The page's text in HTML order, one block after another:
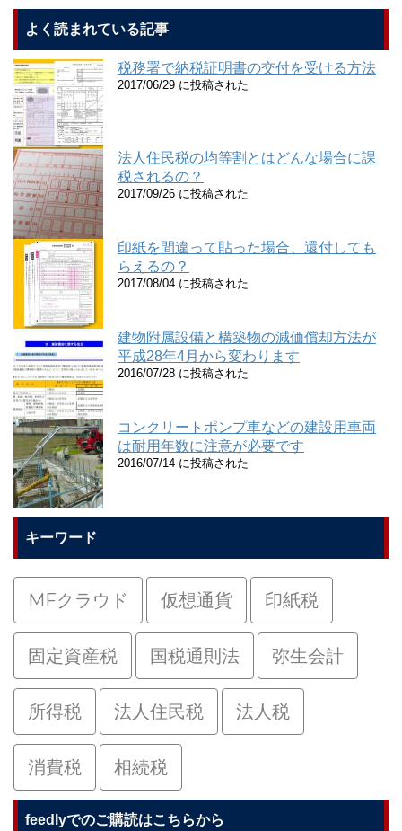
よく読まれている記事
税務署で納税証明書の交付を受ける方法
2017/06/29 に投稿された
法人住民税の均等割とはどんな場合に課
税されるの？
2017/09/26 に投稿された
印紙を間違って貼った場合、還付しても
らえるの？
2017/08/04 に投稿された
建物附属設備と構築物の減価償却方法が
平成28年4月から変わります
2016/07/28 に投稿された
コンクリートポンプ車などの建設用車両
は耐用年数に注意が必要です
2016/07/14 に投稿された
キーワード
MFクラウド 仮想通貨 印紙税
固定資産税 国税通則法 弥生会計
所得税 法人住民税 法人税
消費税 相続税
feedlyでのご購読はこちらから